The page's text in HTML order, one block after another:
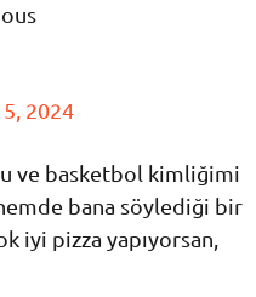
2024
ve basketbol kimliğimi
bana söylediği bir
iyi pizza yapıyorsan,